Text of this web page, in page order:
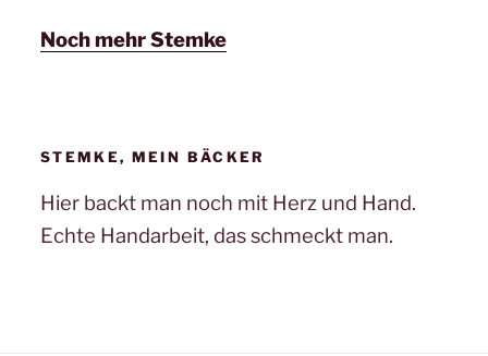
Noch mehr Stemke
STEMKE, MEIN BÄCKER
Hier backt man noch mit Herz und Hand.
Echte Handarbeit, das schmeckt man.